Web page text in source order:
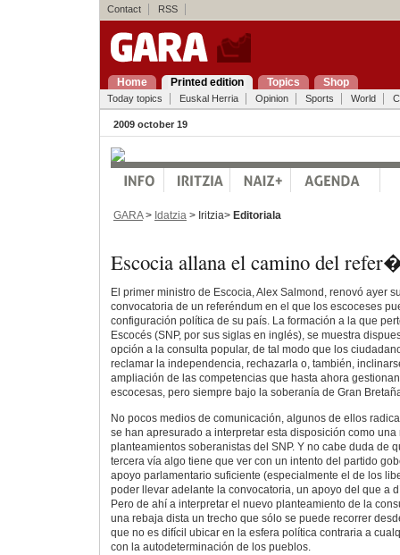
Contact RSS
Home Printed edition Topics Shop
Today topics Euskal Herria Opinion Sports World
2009 october 19
GARA> Idatzia > Iritzia> Editoriala
Escocia allana el camino del
El primer ministro de Escocia, Alex Salmond, renovó ayer
convocatoria de un referéndum en el que los escoceses
configuración política de su país. La formación a la que
Escocés (SNP, por sus siglas en inglés), se muestra
opción a la consulta popular, de tal modo que los
reclamar la independencia, rechazarla o, también,
ampliación de las competencias que hasta ahora
escocesas, pero siempre bajo la soberanía de Gran
No pocos medios de comunicación, algunos de ellos
se han apresurado a interpretar esta disposición como una
planteamientos soberanistas del SNP. Y no cabe duda de
tercera vía algo tiene que ver con un intento del partido
apoyo parlamentario suficiente (especialmente el de los
poder llevar adelante la convocatoria, un apoyo del que a
Pero de ahí a interpretar el nuevo planteamiento de la
una rebaja dista un trecho que sólo se puede recorrer
que no es difícil ubicar en la esfera política contraria a
con la autodeterminación de los pueblos.